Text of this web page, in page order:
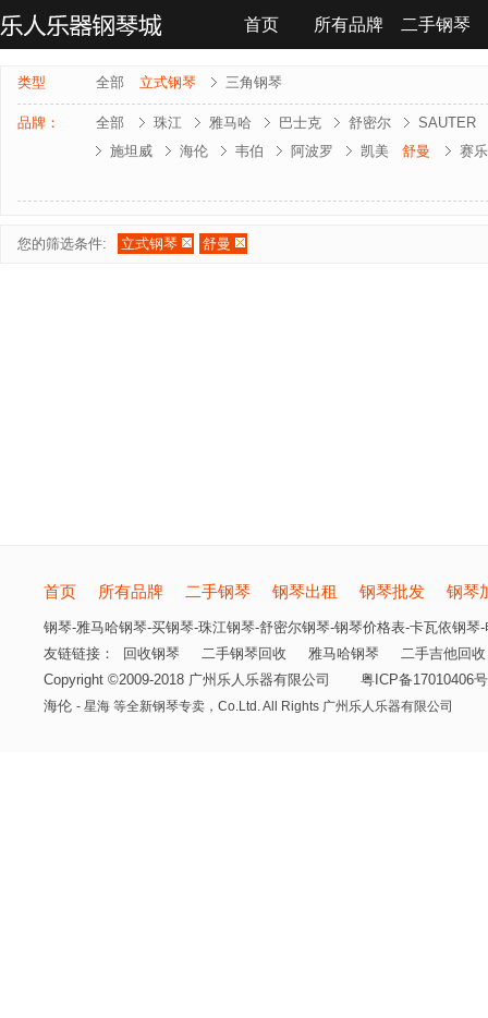
首页 所有品牌 二手钢琴
联系我们
类型 全部 立式钢琴 三角钢琴
品牌： 全部 珠江 雅马哈 巴士克 舒密尔
SAUTER
施坦威
海伦 韦伯 阿波罗 凯美 舒曼
赛
您的筛选条件: 立式钢琴 舒曼
首页 所有品牌 二手钢琴 钢琴出租 钢琴批发 钢琴
钢琴-雅马哈钢琴-买钢琴-珠江钢琴-舒密尔钢琴-钢琴价格表-卡瓦依钢琴
友链链接：
回收钢琴 二手钢琴回收 雅马哈钢琴
二手吉他回收
Copyright ©2009-2018 广州乐人乐器有限公司
粤ICP备17010406
海伦 - 星海 等全新钢琴专卖， Co.Ltd. All Rights 广州乐人乐器有限公司